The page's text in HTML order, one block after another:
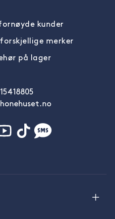
kunder
merker
på lager